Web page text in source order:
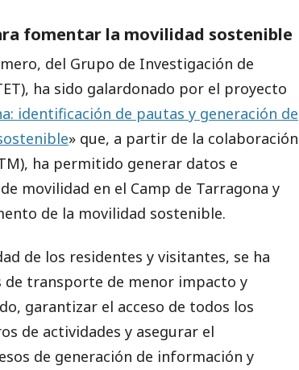
fomentar la movilidad sostenible
del Grupo de Investigación de
ha sido galardonado por el proyecto
identificación de pautas y generación de
» que, a partir de la colaboración
ha permitido generar datos e
movilidad en el Camp de Tarragona y
de la movilidad sostenible.
de los residentes y visitantes, se ha
transporte de menor impacto y
garantizar el acceso de todos los
de actividades y asegurar el
de generación de información y